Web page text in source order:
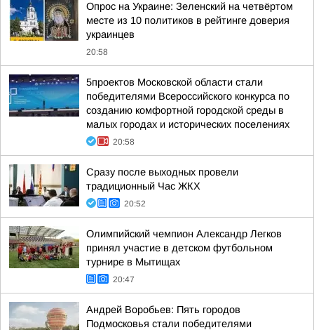
Опрос на Украине: Зеленский на четвёртом
месте из 10 политиков в рейтинге доверия
украинцев
20:58
5проектов Московской области стали
победителями Всероссийского конкурса по
созданию комфортной городской среды в
малых городах и исторических поселениях
20:58
Сразу после выходных провели
традиционный Час ЖКХ
20:52
Олимпийский чемпион Александр Легков
принял участие в детском футбольном
турнире в Мытищах
20:47
Андрей Воробьев: Пять городов
Подмосковья стали победителями